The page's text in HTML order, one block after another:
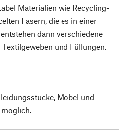
Materialien wie Recycling-
Fasern, die es in einer
dann verschiedene
und Füllungen.
Möbel und
möglich.